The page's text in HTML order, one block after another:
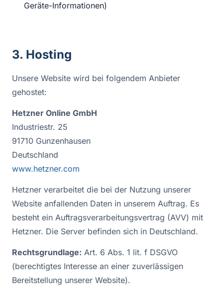
Geräte-Informationen)
3. Hosting
Unsere Website wird bei folgendem Anbieter
gehostet:
Hetzner Online GmbH
Industriestr. 25
91710 Gunzenhausen
Deutschland
www.hetzner.com
Hetzner verarbeitet die bei der Nutzung unserer
Website anfallenden Daten in unserem Auftrag. Es
besteht ein Auftragsverarbeitungsvertrag (AVV) mit
Hetzner. Die Server befinden sich in Deutschland.
Rechtsgrundlage: Art. 6 Abs. 1 lit. f DSGVO
(berechtigtes Interesse an einer zuverlässigen
Bereitstellung unserer Website).